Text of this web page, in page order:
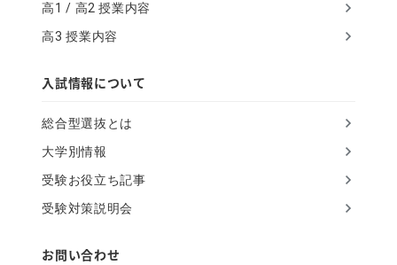
高1 / 高2 授業内容
高3 授業内容
入試情報について
総合型選抜とは
大学別情報
受験お役立ち記事
受験対策説明会
お問い合わせ